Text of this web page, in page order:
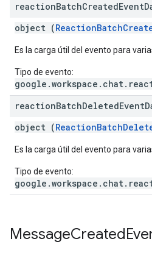
reactionBatchCreatedEvent
object (
Es la carga útil del evento para
Tipo de evento:
reactionBatchDeletedEvent
object (
Es la carga útil del evento para
Tipo de evento:
MessageCreated